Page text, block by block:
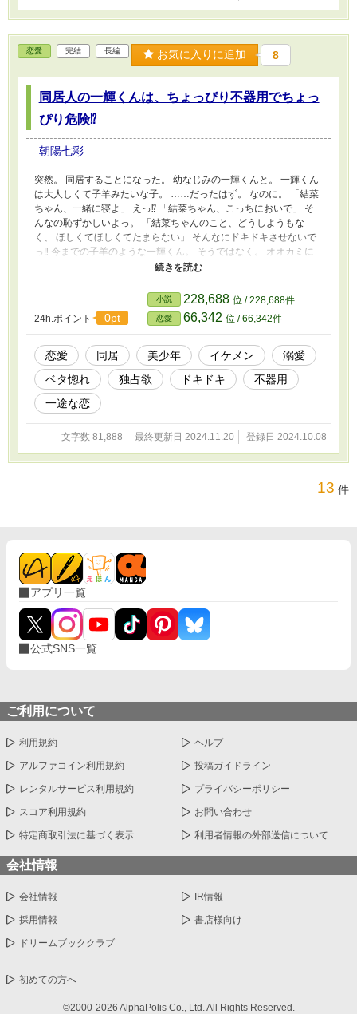
恋愛 完結 長編 お気に入りに追加 8
同居人の一輝くんは、ちょっぴり不器用でちょっ
ぴり危険⁉
朝陽七彩
突然。 同居することになった。 幼なじみの一輝くんと。 一輝くん
は大人しくて子羊みたいな子。 ……だったはず。 なのに。 「結菜
ちゃん、一緒に寝よ」 えっ⁉ 「結菜ちゃん、こっちにおいで」 そ
んなの恥ずかしいよっ。 「結菜ちゃんのこと、どうしようもな
く、 ほしくてほしくてたまらない」 そんなにドキドキさせないで
っ‼ 今までの子羊のような一輝くん。 そうではなく。 オオカミに
なってしまっているっ⁉ 。・.・＊.・*・＊.・。＊・.・*・＊.・* 如
いつき） 高校一年生 本当は恋愛に慣れていない 。・.・＊.・*・
＊.・。＊・.・*・＊.・* オオカミになっている。 そのときの一輝く
んは。 「一緒にお風呂に入ったら教えてあげる」 一緒にっ⁉ そん
なの恥ずかしいよっ。 恥ずかしくなる。 そんな言葉をサラッと言
ったり。 それに。 少しイジワル。 だけど。 一輝くんは。 不器用
なところもある。 そして一生懸命。 優しいところもたくさんあ
る。 そんな一輝くんが。 「僕は結菜ちゃんのこと誰にも渡したく
ない」 「そんなに可愛いと理性が破壊寸前になる」 なんて言うか
ら。 余計に恥ずかしくなるし緊張してしまう。 子羊の部分とオオ
カミの部分。 それらにはギャップがある。 だから戸惑ってしま
う。 それだけではない。 そのギャップが。 ドキドキさせる。 虜に
させる。 それは一輝くんの魅力。 そんな一輝くんの魅力。 それに
溺れてしまう。 もう一輝くんの魅力から……？ ♡何が起こるかわ
24h.ポイント 0pt
小説 228,688 位 / 228,688件
恋愛 66,342 位 / 66,342件
恋愛 同居 美少年 イケメン
溺愛
ベタ惚れ
独占欲 ドキドキ
不器用
一途な恋
文字数 81,888 最終更新日 2024.11.20 登録日 2024.10.08
13 件
アプリ一覧
公式SNS一覧
ご利用について
利用規約 ヘルプ
アルファコイン利用規約 投稿ガイドライン
レンタルサービス利用規約 プライバシーポリシー
スコア利用規約 お問い合わせ
特定商取引法に基づく表示 利用者情報の外部送信について
会社情報
会社情報 IR情報
採用情報 書店様向け
ドリームブッククラブ
初めての方へ
©2000-2026 AlphaPolis Co., Ltd. All Rights Reserved.